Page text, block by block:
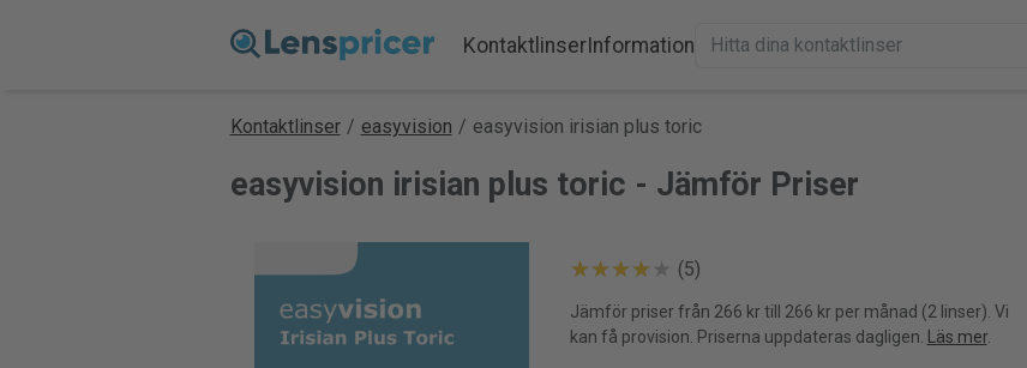
KontaktlinserInformation
Kontaktlinser / easyvision / easyvision irisian plus toric
easyvision irisian plus toric - Jämför Priser
(5)
Jämför priser från 266 kr till 266 kr per månad (2 linser). Vi
kan få provision. Priserna uppdateras dagligen.
Läs mer.